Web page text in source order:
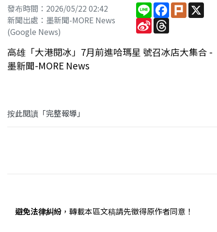
發布時間：2026/05/22 02:42
新聞出處：墨新聞-MORE News
(Google News)
Line Facebook
Plurk
Sina
Weibo
Threads
高雄「大港閱冰」7月前進哈瑪星 號召冰店大集合 -
墨新聞-MORE News
按此閱讀「完整報導」
避免法律糾紛 ，轉載本區文稿請先徵得原作者同意！